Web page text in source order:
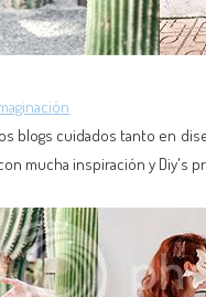
blogs cuidados tanto en
mucha inspiración y Diy's